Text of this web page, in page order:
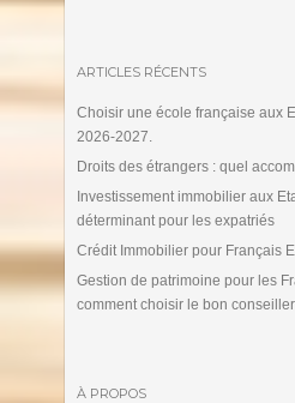
ARTICLES RÉCENTS
Choisir une école française aux
2026-2027.
Droits des étrangers : quel
Investissement immobilier aux
déterminant pour les expatriés
Crédit Immobilier pour Français
Gestion de patrimoine pour les
comment choisir le bon
À PROPOS